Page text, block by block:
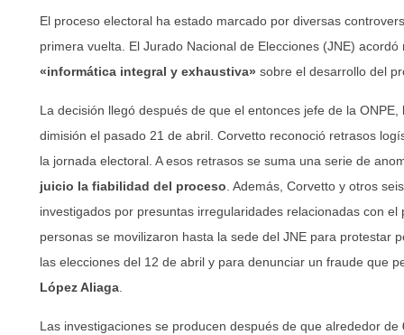
El proceso electoral ha estado marcado por diversas
primera vuelta. El Jurado Nacional de Elecciones (JNE)
«informática integral y exhaustiva» sobre el desarrollo del
La decisión llegó después de que el entonces jefe de la ONPE,
dimisión el pasado 21 de abril. Corvetto reconoció retrasos
la jornada electoral. A esos retrasos se suma una serie de
juicio la fiabilidad del proceso. Además, Corvetto y otros
investigados por presuntas irregularidades relacionadas con el
personas se movilizaron hasta la sede del JNE para protestar
las elecciones del 12 de abril y para denunciar un fraude que
López Aliaga.
Las investigaciones se producen después de que alrededor de